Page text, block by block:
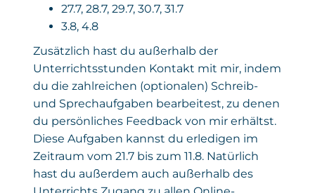
27.7, 28.7, 29.7, 30.7, 31.7
3.8, 4.8
Zusätzlich hast du außerhalb der
Unterrichtsstunden Kontakt mit mir, indem
du die zahlreichen (optionalen) Schreib-
und Sprechaufgaben bearbeitest, zu denen
du persönliches Feedback von mir erhältst.
Diese Aufgaben kannst du erledigen im
Zeitraum vom 21.7 bis zum 11.8. Natürlich
hast du außerdem auch außerhalb des